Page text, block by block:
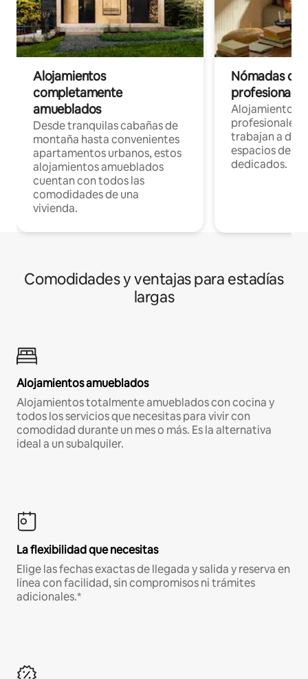
Alojamientos
completamente
amueblados
Desde tranquilas cabañas de
montaña hasta convenientes
apartamentos urbanos, estos
alojamientos amueblados
cuentan con todos las
comodidades de una
vivienda.
Nómadas
Alojamientos
profesionales
trabajan a
espacios de
dedicados.
Comodidades y ventajas para estadías
largas
Alojamientos amueblados
Alojamientos totalmente amueblados con cocina y
todos los servicios que necesitas para vivir con
comodidad durante un mes o más. Es la alternativa
ideal a un subalquiler.
La flexibilidad que necesitas
Elige las fechas exactas de llegada y salida y reserva en
línea con facilidad, sin compromisos ni trámites
adicionales.*